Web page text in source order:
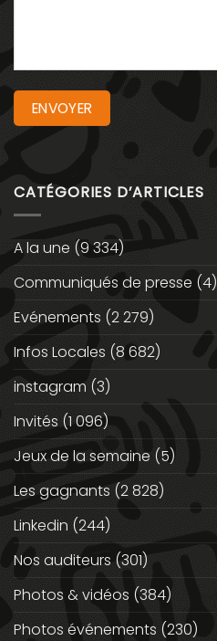
CATÉGORIES D’ARTICLES
A la une (9 334)
Communiqués de presse (4)
Evénements (2 279)
Infos Locales (8 682)
instagram (3)
Invités (1 096)
Jeux de la semaine (5)
Les gagnants (2 828)
Linkedin (244)
Nos auditeurs (301)
Photos & vidéos (384)
Photos événements (230)